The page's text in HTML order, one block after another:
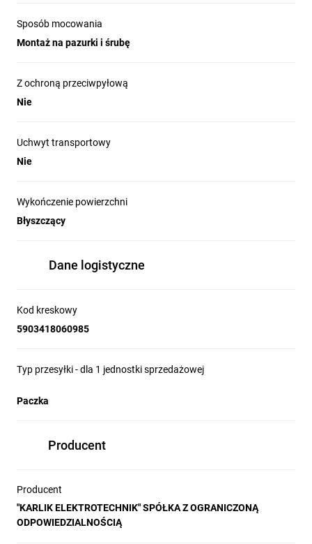
Sposób mocowania
Montaż na pazurki i śrubę
Z ochroną przeciwpyłową
Nie
Uchwyt transportowy
Nie
Wykończenie powierzchni
Błyszczący
Dane logistyczne
Kod kreskowy
5903418060985
Typ przesyłki - dla 1 jednostki sprzedażowej
Paczka
Producent
Producent
"KARLIK ELEKTROTECHNIK" SPÓŁKA Z OGRANICZONĄ
ODPOWIEDZIALNOŚCIĄ